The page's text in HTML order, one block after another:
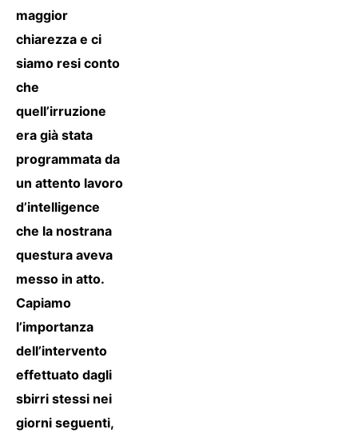
maggior
chiarezza e ci
siamo resi conto
che
quell’irruzione
era già stata
programmata da
un attento lavoro
d’intelligence
che la nostrana
questura aveva
messo in atto.
Capiamo
l’importanza
dell’intervento
effettuato dagli
sbirri stessi nei
giorni seguenti,